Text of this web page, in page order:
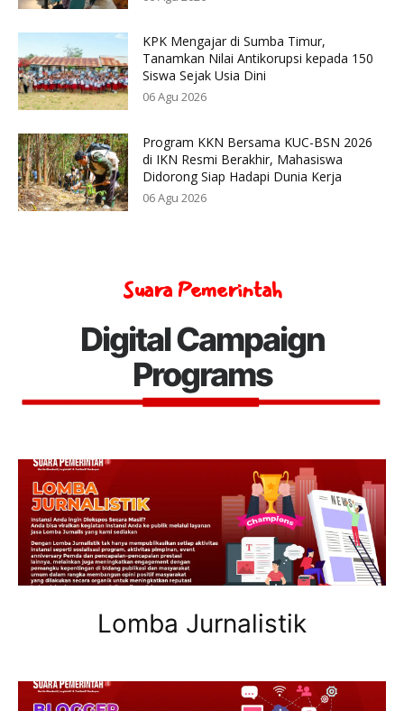
KPK Mengajar di Sumba Timur,
Tanamkan Nilai Antikorupsi kepada 150
Siswa Sejak Usia Dini
06 Agu 2026
Program KKN Bersama KUC-BSN 2026
di IKN Resmi Berakhir, Mahasiswa
Didorong Siap Hadapi Dunia Kerja
06 Agu 2026
Suara Pemerintah
Digital Campaign
Programs
Lomba Jurnalistik